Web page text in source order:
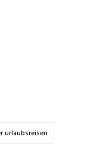
urlaubsreisen